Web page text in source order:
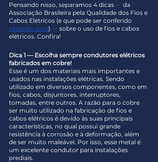
Pensando nisso, separamos 4 dicas — da
Associação Brasileira pela Qualidade dos Fios e
Cabos Elétricos (e que pode ser conferido
clicando aqui) — sobre o uso de fios e cabos
elétricos. Confira!
Dica 1 — Escolha sempre condutores elétricos
fabricados em cobre!
Esse é um dos materiais mais importantes e
usados nas instalações elétricas. Sendo
utilizado em diversos componentes, como em
fios, cabos, disjuntores, interruptores,
tomadas, entre outros. A razão para o cobre
ser muito utilizado na fabricação de fios e
cabos elétricos é devido às suas principais
características, no qual possui grande
resistência à corrosão e à deformação, além
de ser muito maleável. Por isso, esse metal é
um excelente condutor para instalações
prediais.